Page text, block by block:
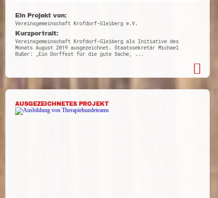
Ein Projekt von:
Vereinsgemeinschaft Krofdorf-Gleiberg e.V.
Kurzportrait:
Vereinsgemeinschaft Krofdorf-Gleiberg als Initiative des
Monats August 2019 ausgezeichnet. Staatssekretär Michael
Bußer: „Ein Dorffest für die gute Sache, ...
AUSGEZEICHNETES PROJEKT